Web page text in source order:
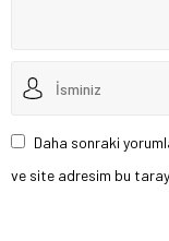
Daha sonraki
ve site adresim bu